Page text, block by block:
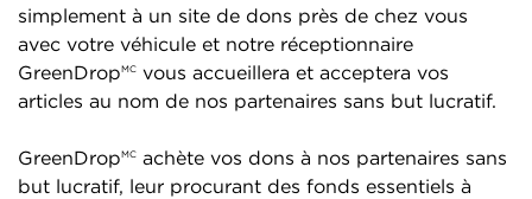
simplement à un site de dons près de chez vous
avec votre véhicule et notre réceptionnaire
GreenDropMC vous accueillera et acceptera vos
articles au nom de nos partenaires sans but lucratif.
GreenDropMC achète vos dons à nos partenaires sans
but lucratif, leur procurant des fonds essentiels à